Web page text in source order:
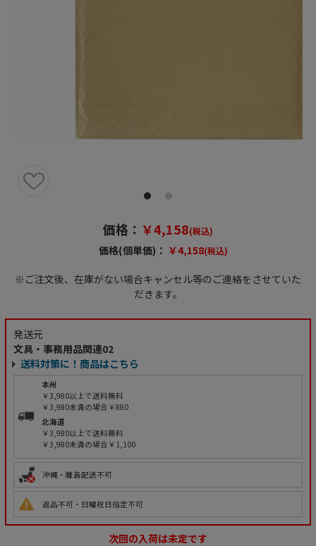
価格： ￥4,158(税込)
価格(個単価)： ￥4,158(税込)
※ご注文後、在庫がない場合キャンセル等のご連絡をさせていた
だきます。
発送元
文具・事務用品関連02
送料対策に！商品はこちら
本州
￥3,980以上で送料無料
￥3,980未満の場合￥880
北海道
￥3,980以上で送料無料
￥3,980未満の場合￥1,100
沖縄・離島配送不可
返品不可・日曜祝日指定不可
次回の入荷は未定です